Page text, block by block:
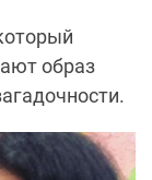
образ